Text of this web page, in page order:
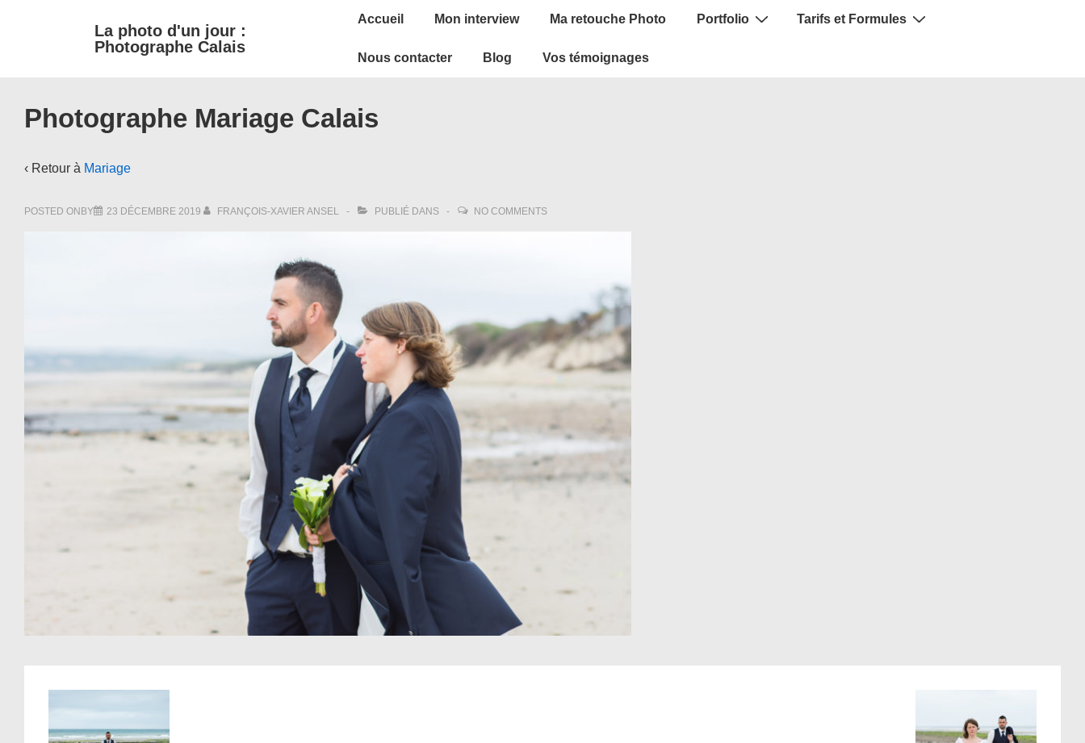
La photo d'un jour :
Photographe Calais
Main
Accueil Mon interview Ma retouche Photo Portfolio Tarifs et Formules
Nous contacter Blog Vos témoignages
Photographe Mariage Calais
‹ Retour à Mariage
POSTED ONBY 23 DÉCEMBRE 2019 FRANÇOIS-XAVIER ANSEL PUBLIÉ DANS NO COMMENTS